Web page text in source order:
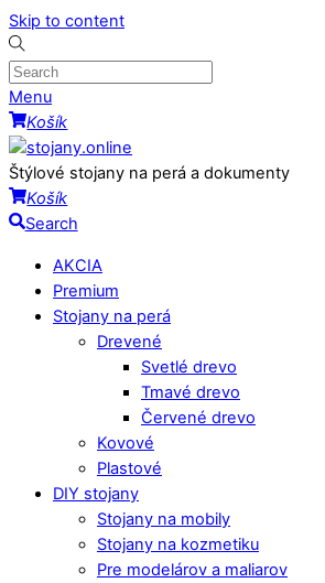
Skip to content
Menu
Košík
Štýlové stojany na perá a dokumenty
Košík
Search
AKCIA
Premium
Stojany na perá
Drevené
Svetlé drevo
Tmavé drevo
Červené drevo
Kovové
Plastové
DIY stojany
Stojany na mobily
Stojany na kozmetiku
Pre modelárov a maliarov